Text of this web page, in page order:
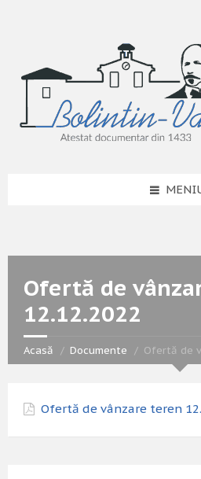
Ofertă de
12.12.2022
Acasă Documente Ofertă de
Ofertă de vânzare teren